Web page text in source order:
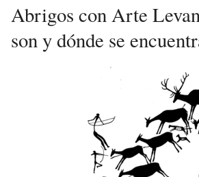
Abrigos con Arte
son y dónde se